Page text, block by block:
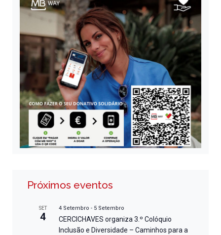
Próximos eventos
SET
4
4 Setembro - 5 Setembro
CERCICHAVES organiza 3.º Colóquio
Inclusão e Diversidade – Caminhos para a